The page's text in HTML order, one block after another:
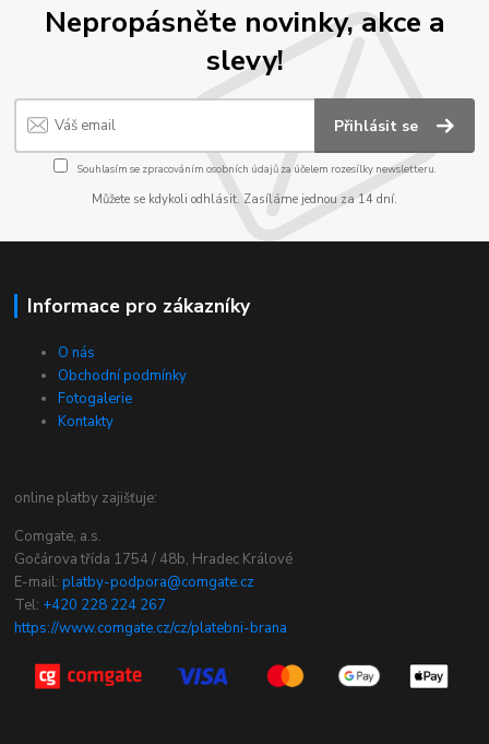
Nepropásněte novinky, akce a
slevy!
Přihlásit se
Souhlasím se zpracováním osobních údajůza účelem rozesílky newsletteru.
Můžete se kdykoli odhlásit. Zasíláme jednou za 14 dní.
Informace pro zákazníky
O nás
Obchodní podmínky
Fotogalerie
Kontakty
online platby zajišťuje:
Comgate, a.s.
Gočárova třída 1754 / 48b, Hradec Králové
E-mail:platby-podpora@comgate.cz
Tel: +420 228 224 267
https://www.comgate.cz/cz/platebni-brana